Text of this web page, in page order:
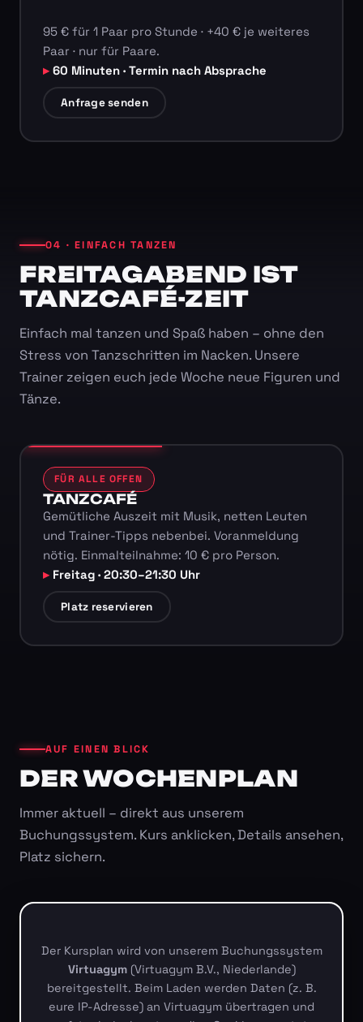
95 € für 1 Paar pro Stunde · +40 € je weiteres
Paar · nur für Paare.
60 Minuten · Termin nach Absprache
Anfrage senden
04 · EINFACH TANZEN
FREITAGABEND IST
TANZCAFÉ-ZEIT
Einfach mal tanzen und Spaß haben – ohne den
Stress von Tanzschritten im Nacken. Unsere
Trainer zeigen euch jede Woche neue Figuren und
Tänze.
FÜR ALLE OFFEN
TANZCAFÉ
Gemütliche Auszeit mit Musik, netten Leuten
und Trainer-Tipps nebenbei. Voranmeldung
nötig. Einmalteilnahme: 10 € pro Person.
Freitag · 20:30–21:30 Uhr
Platz reservieren
AUF EINEN BLICK
DER WOCHENPLAN
Immer aktuell – direkt aus unserem
Buchungssystem. Kurs anklicken, Details ansehen,
Platz sichern.
Der Kursplan wird von unserem Buchungssystem
Virtuagym(Virtuagym B.V., Niederlande)
bereitgestellt. Beim Laden werden Daten (z. B.
eure IP-Adresse) an Virtuagym übertragen und